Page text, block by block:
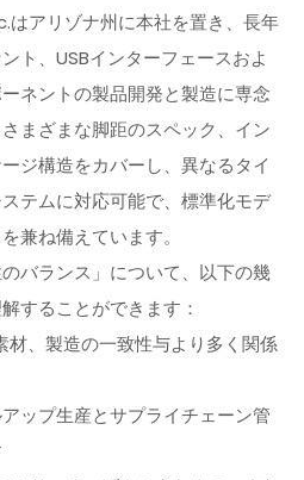
アリゾナ州に本社を置き、長年
ト、USBインターフェースおよ
ネントの製品開発と製造に専念
まざまな脚距のスペック、イン
ジ構造をカバーし、異なるタイ
テムに対応可能で、標準化モデ
兼ね備えています。
バランス」について、以下の幾
することができます：
材、製造の一致性与より多く関係
ップ生産とサプライチェーン管